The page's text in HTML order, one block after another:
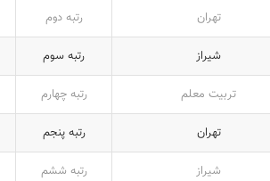
تهران رتبه دوم
شیراز رتبه سوم
تربیت معلم رتبه چهارم
تهران رتبه پنجم
شیراز رتبه ششم